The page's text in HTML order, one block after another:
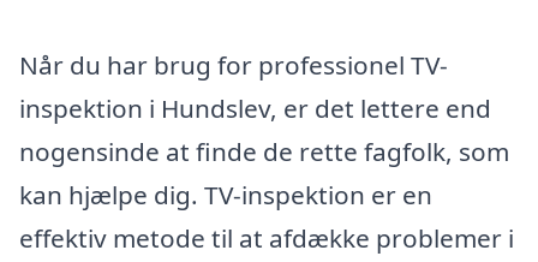
Når du har brug for professionel TV-
inspektion i Hundslev, er det lettere end
nogensinde at finde de rette fagfolk, som
kan hjælpe dig. TV-inspektion er en
effektiv metode til at afdække problemer i